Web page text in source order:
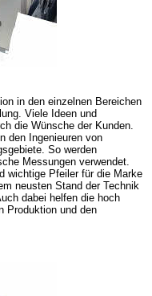
in den einzelnen Bereichen
Viele Ideen und
die Wünsche der Kunden.
den Ingenieuren von
So werden
Messungen verwendet.
wichtige Pfeiler für die Marke
neusten Stand der Technik
dabei helfen die hoch
Produktion und den